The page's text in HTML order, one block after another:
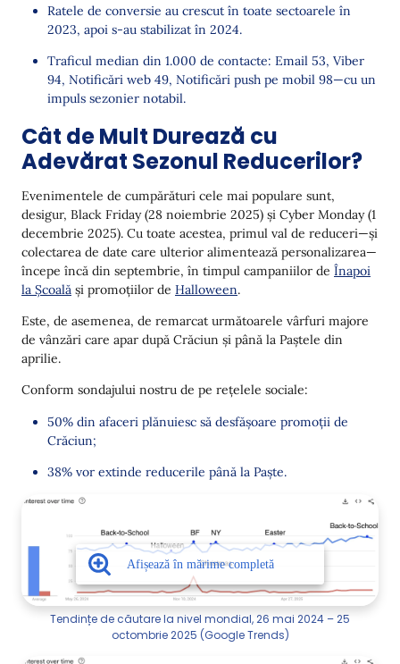
Ratele de conversie au crescut în toate sectoarele în
2023, apoi s-au stabilizat în 2024.
Traficul median din 1.000 de contacte: Email 53, Viber
94, Notificări web 49, Notificări push pe mobil 98—cu un
impuls sezonier notabil.
Cât de Mult Durează cu
Adevărat Sezonul Reducerilor?
Evenimentele de cumpărături cele mai populare sunt,
desigur, Black Friday (28 noiembrie 2025) și Cyber Monday (1
decembrie 2025). Cu toate acestea, primul val de reduceri—și
colectarea de date care ulterior alimentează personalizarea—
începe încă din septembrie, în timpul campaniilor de Înapoi
la Școală și promoțiilor de Halloween.
Este, de asemenea, de remarcat următoarele vârfuri majore
de vânzări care apar după Crăciun și până la Paștele din
aprilie.
Conform sondajului nostru de pe rețelele sociale:
50% din afaceri plănuiesc să desfășoare promoții de
Crăciun;
38% vor extinde reducerile până la Paște.
Tendințe de căutare la nivel mondial, 26 mai 2024 – 25
octombrie 2025 (Google Trends)